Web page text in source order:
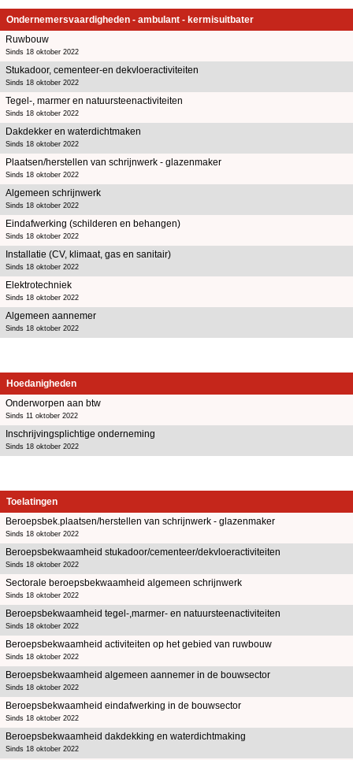
Ondernemersvaardigheden - ambulant - kermisuitbater
Ruwbouw
Sinds 18 oktober 2022
Stukadoor, cementeer-en dekvloeractiviteiten
Sinds 18 oktober 2022
Tegel-, marmer en natuursteenactiviteiten
Sinds 18 oktober 2022
Dakdekker en waterdichtmaken
Sinds 18 oktober 2022
Plaatsen/herstellen van schrijnwerk - glazenmaker
Sinds 18 oktober 2022
Algemeen schrijnwerk
Sinds 18 oktober 2022
Eindafwerking (schilderen en behangen)
Sinds 18 oktober 2022
Installatie (CV, klimaat, gas en sanitair)
Sinds 18 oktober 2022
Elektrotechniek
Sinds 18 oktober 2022
Algemeen aannemer
Sinds 18 oktober 2022
Hoedanigheden
Onderworpen aan btw
Sinds 11 oktober 2022
Inschrijvingsplichtige onderneming
Sinds 18 oktober 2022
Toelatingen
Beroepsbek.plaatsen/herstellen van schrijnwerk - glazenmaker
Sinds 18 oktober 2022
Beroepsbekwaamheid stukadoor/cementeer/dekvloeractiviteiten
Sinds 18 oktober 2022
Sectorale beroepsbekwaamheid algemeen schrijnwerk
Sinds 18 oktober 2022
Beroepsbekwaamheid tegel-,marmer- en natuursteenactiviteiten
Sinds 18 oktober 2022
Beroepsbekwaamheid activiteiten op het gebied van ruwbouw
Sinds 18 oktober 2022
Beroepsbekwaamheid algemeen aannemer in de bouwsector
Sinds 18 oktober 2022
Beroepsbekwaamheid eindafwerking in de bouwsector
Sinds 18 oktober 2022
Beroepsbekwaamheid dakdekking en waterdichtmaking
Sinds 18 oktober 2022